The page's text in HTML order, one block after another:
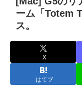
ーム「Totem
ス。
X
はてブ